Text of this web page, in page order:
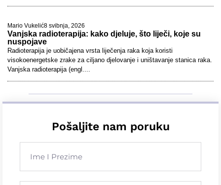
Mario Vukelić8 svibnja, 2026
Vanjska radioterapija: kako djeluje, što liječi, koje su
nuspojave
Radioterapija je uobičajena vrsta liječenja raka koja koristi
visokoenergetske zrake za ciljano djelovanje i uništavanje stanica raka.
Vanjska radioterapija (engl....
Pošaljite nam poruku